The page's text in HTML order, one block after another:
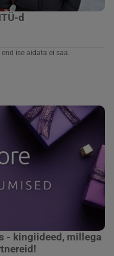
d
ise aidata ei saa.
- kingiideed, millega